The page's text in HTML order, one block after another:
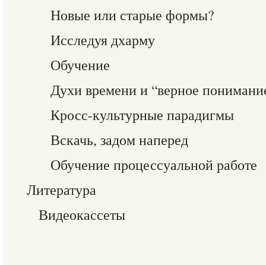
Новые или старые формы?
Исследуя дхарму
Обучение
Духи времени и “верное
Кросс-культурные парадигмы
Вскачь, задом наперед
Обучение процессуальной работе
Литература
Видеокассеты